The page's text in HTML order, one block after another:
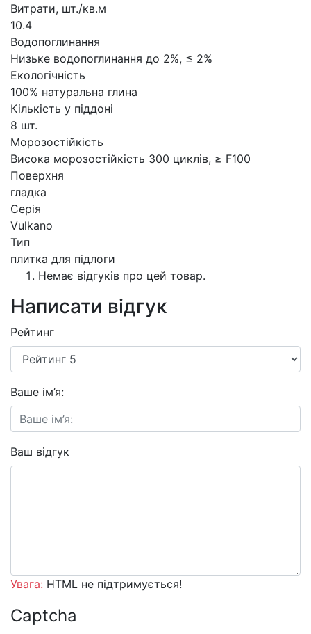
Витрати, шт./кв.м
10.4
Водопоглинання
Низьке водопоглинання до 2%, ≤ 2%
Екологічність
100% натуральна глина
Кількість у піддоні
8 шт.
Морозостійкість
Висока морозостійкість 300 циклів, ≥ F100
Поверхня
гладка
Серія
Vulkano
Тип
плитка для підлоги
Немає відгуків про цей товар.
Написати відгук
Рейтинг
Ваше ім’я:
Ваш відгук
Увага: HTML не підтримується!
Captcha